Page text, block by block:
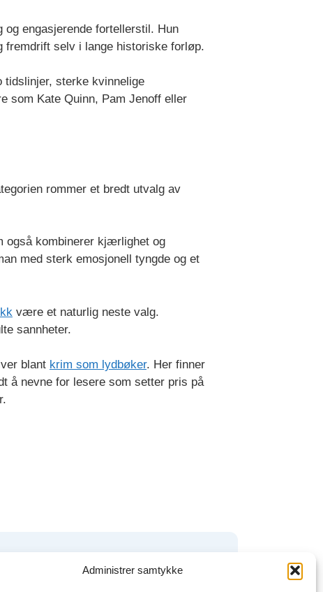
Administrer samtykke
engasjerende fortellerstil. Hun
fremdrift selv i lange historiske forløp.
sterke kvinnelige
som Kate Quinn, Pam Jenoff eller
rommer et bredt utvalg av
også kombinerer kjærlighet og
med sterk emosjonell tyngde og et
være et naturlig neste valg.
sannheter.
blant krim som lydbøker. Her finner
å nevne for lesere som setter pris på